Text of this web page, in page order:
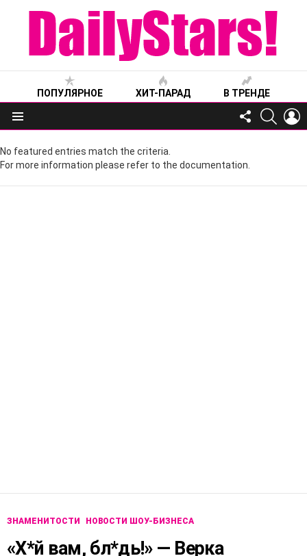
ПОПУЛЯРНОЕ ХИТ-ПАРАД В ТРЕНДЕ
Меню
FOLLOW
US
No featured entries match the criteria.
For more information please refer to the documentation.
ЗНАМЕНИТОСТИ НОВОСТИ ШОУ-БИЗНЕСА
«Х*й вам, бл*дь!» — Верка